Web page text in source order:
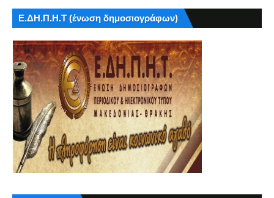
Ε.ΔΗ.Π.Η.Τ (ένωση δημοσιογράφων)